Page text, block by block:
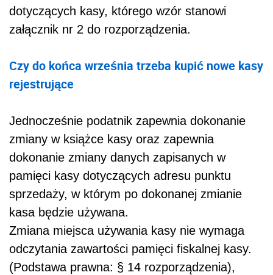
dotyczących kasy, którego wzór stanowi
załącznik nr 2 do rozporządzenia.
Czy do końca września trzeba kupić nowe kasy
rejestrujące
Jednocześnie podatnik zapewnia dokonanie
zmiany w książce kasy oraz zapewnia
dokonanie zmiany danych zapisanych w
pamięci kasy dotyczących adresu punktu
sprzedaży, w którym po dokonanej zmianie
kasa będzie używana.
Zmiana miejsca używania kasy nie wymaga
odczytania zawartości pamięci fiskalnej kasy.
(Podstawa prawna: § 14 rozporządzenia),